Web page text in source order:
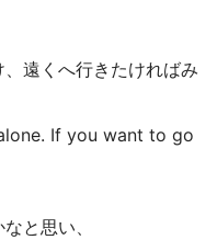
遠くへ行きたければみ
If you want to go
と思い、